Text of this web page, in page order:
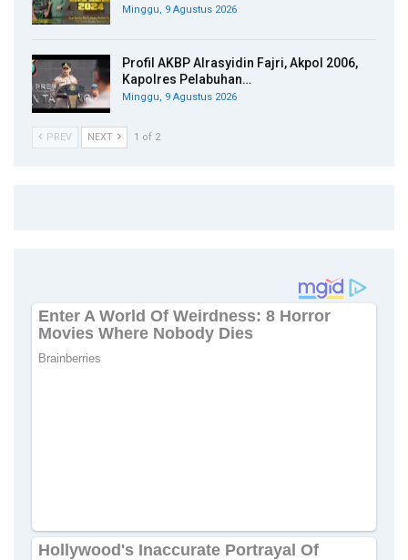
Minggu, 9 Agustus 2026
Profil AKBP Alrasyidin Fajri, Akpol 2006,
Kapolres Pelabuhan…
Minggu, 9 Agustus 2026
PREV NEXT 1 of 2